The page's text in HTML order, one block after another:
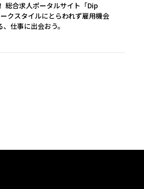
総合求人ポータルサイト「Dip
クスタイルにとらわれず雇用機会
仕事に出会おう。